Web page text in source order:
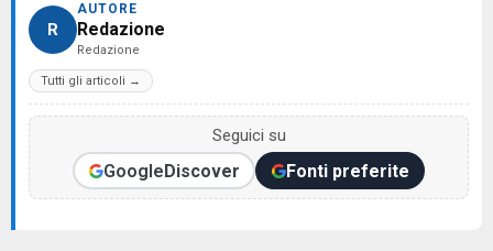
R
AUTORE
Redazione
Redazione
Tutti gli articoli →
Seguici su
GoogleDiscover Fonti preferite